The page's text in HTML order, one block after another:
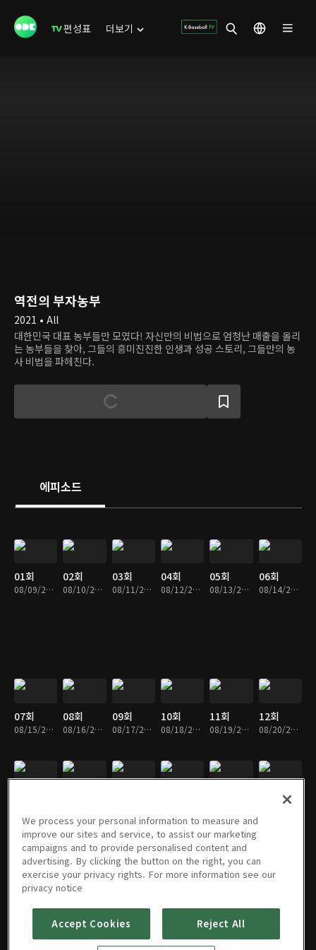
편성표 더보기
역전의 부자농부
2021 • All
대한민국 대표 농부들만 모였다! 자신만의 비법으로 엄청난 매출을 올리
는 농부들을 찾아, 그들의 흥미진진한 인생과 성공 스토리, 그들만의 농
사 비법을 파헤친다.
에피소드
01회
08/09/2021 • 27분
02회
08/10/2021 • 28분
03회
08/11/2021 • 28분
04회
08/12/2021 • 27분
05회
08/13/2021 • 27분
06회
08/14/2021 • 26분
07회
08/15/2021 • 30분
08회
08/16/2021 • 27분
09회
08/17/2021 • 29분
10회
08/18/2021 • 27분
11회
08/19/2021 • 27분
12회
08/20/2021 • 27분
19회
08/27/2021 • 27분
20회 21회 22회 23회 24회
We process your personal information to measure and
improve our sites and service, to assist our marketing
campaigns and to provide personalised content and
advertising. By clicking the button on the right, you can
exercise your privacy rights. For more information see our
privacy notice
Accept Cookies Reject All